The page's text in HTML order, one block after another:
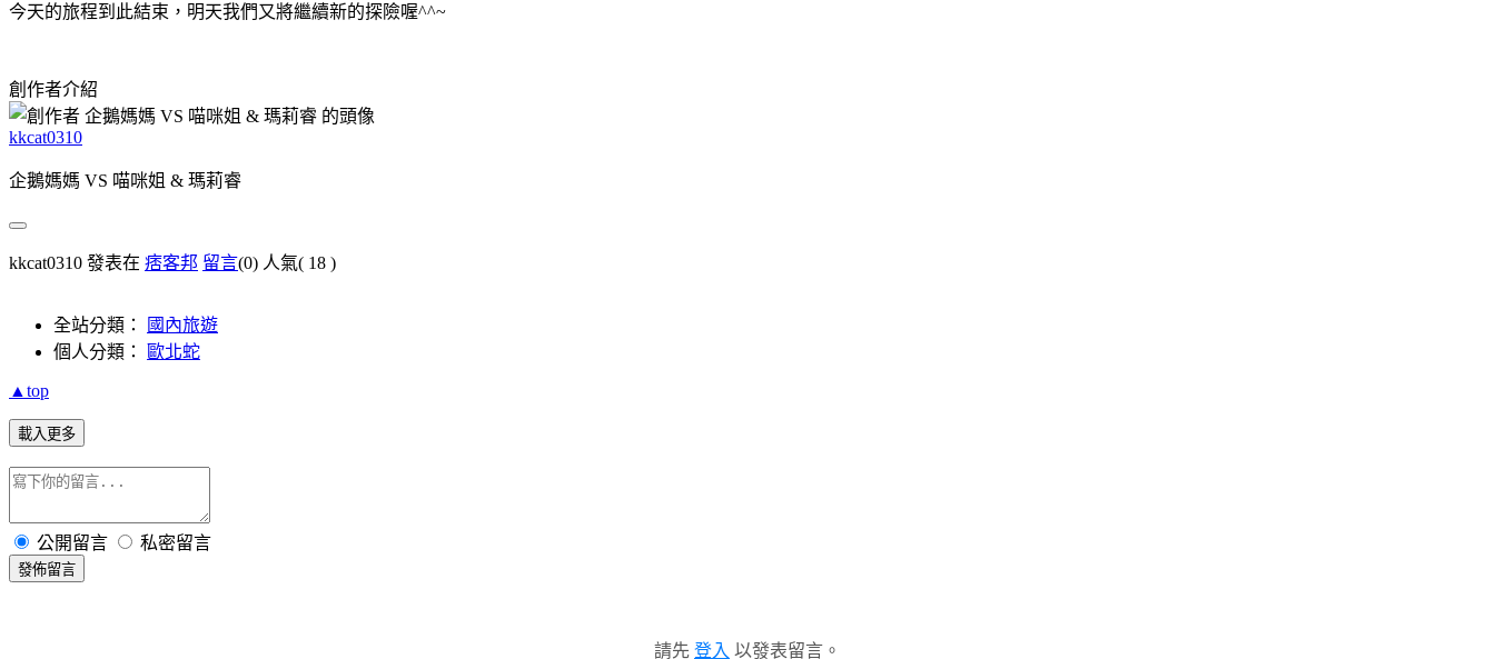
今天的旅程到此結束，明天我們又將繼續新的探險喔^^~
創作者介紹
kkcat0310
企鵝媽媽 VS 喵咪姐 & 瑪莉睿
kkcat0310 發表在 痞客邦 留言(0) 人氣( 18 )
全站分類：
國內旅遊
個人分類：
歐北蛇
▲top
載入更多
公開留言 私密留言
發佈留言
請先 登入 以發表留言。